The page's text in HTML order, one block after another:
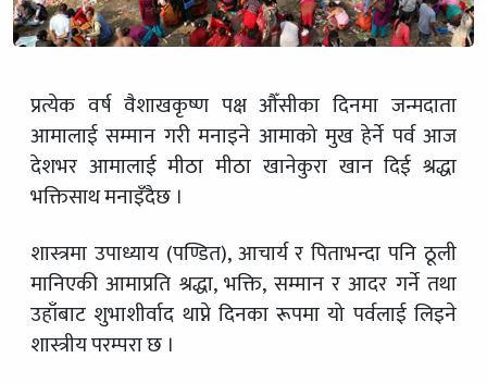
प्रत्येक वर्ष वैशाखकृष्ण पक्ष औँसीका दिनमा जन्मदाता
आमालाई सम्मान गरी मनाइने आमाको मुख हेर्ने पर्व आज
देशभर आमालाई मीठा मीठा खानेकुरा खान दिई श्रद्धा
भक्तिसाथ मनाइँदैछ ।
शास्त्रमा उपाध्याय (पण्डित), आचार्य र पिताभन्दा पनि ठूली
मानिएकी आमाप्रति श्रद्धा, भक्ति, सम्मान र आदर गर्ने तथा
उहाँबाट शुभाशीर्वाद थाप्ने दिनका रूपमा यो पर्वलाई लिइने
शास्त्रीय परम्परा छ ।